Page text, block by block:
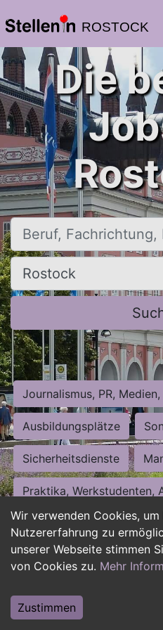
ROSTOCK
Wir verwenden Cookies, um
Nutzererfahrung zu
unserer Webseite stimmen
von Cookies zu. Mehr
Zustimmen
Die
Beruf, Fachrichtung, Firma
Ort, Stadt
Journalismus, PR,
Ausbildungsplätze
Sicherheitsdienste
Praktika, Werkstudenten,
Personalwesen
Hilfskräfte, Aushilfs- und
Weiterbildung, Studium,